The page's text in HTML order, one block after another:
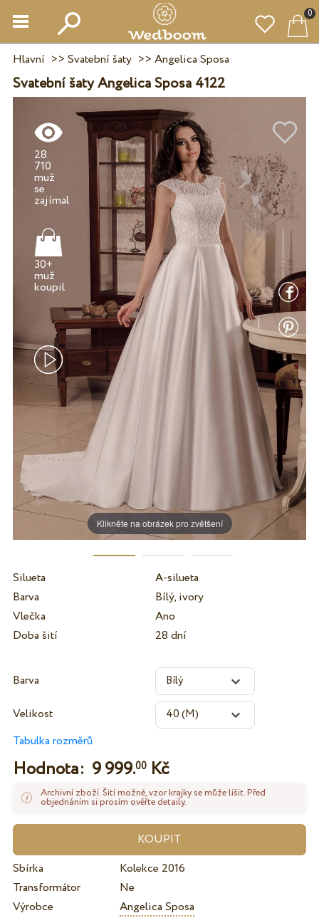
0
Hlavní >> Svatební šaty>> Angelica Sposa
Svatební šaty Angelica Sposa 4122
Klikněte na obrázek pro zvětšení
28
710
muž
se
30+
muž
Silueta
A-silueta
Barva
Bílý, ivory
Vlečka
Ano
Doba šití
28 dní
Barva
Velikost
Tabulka rozměrů
Hodnota: 9 999.00Kč
Archivní zboží. Šití možné, vzor krajky se může lišit. Před
objednáním si prosím ověřte detaily.
Sbírka
Kolekce 2016
Transformátor
Ne
Výrobce
Angelica Sposa